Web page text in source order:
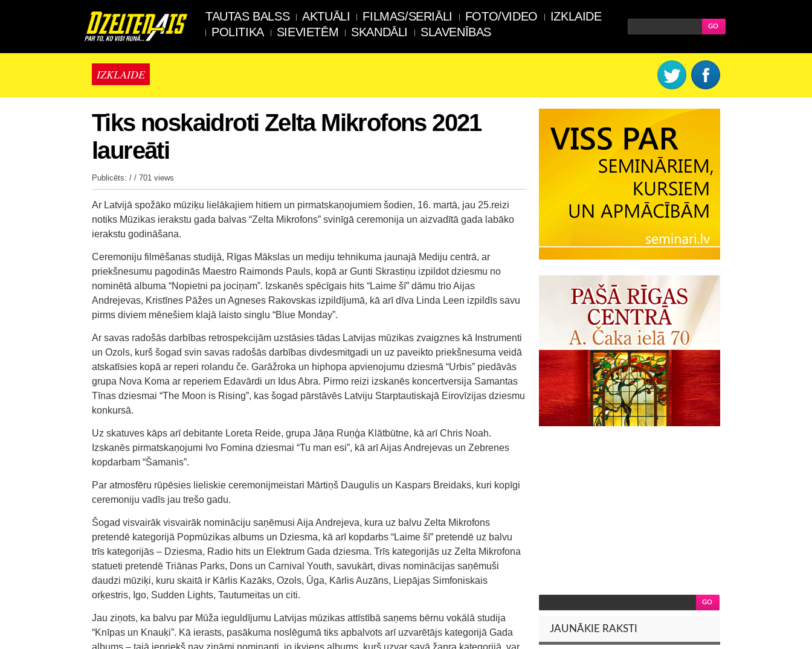
TAUTAS BALSS AKTUĀLI FILMAS/SERIĀLI FOTO/VIDEO
IZKLAIDE
POLITIKA
SIEVIETĒM SKANDĀLI SLAVENĪBAS
IZKLAIDE
Tiks noskaidroti Zelta Mikrofons 2021
laureāti
Publicēts: / / 701 views
Ar Latvijā spožāko mūziķu lielākajiem hitiem un pirmatskaņojumiem šodien, 16. martā, jau 25.reizi
notiks Mūzikas ierakstu gada balvas “Zelta Mikrofons” svinīgā ceremonija un aizvadītā gada labāko
ierakstu godināšana.
Ceremoniju filmēšanas studijā, Rīgas Mākslas un mediju tehnikuma jaunajā Mediju centrā, ar
priekšnesumu pagodinās Maestro Raimonds Pauls, kopā ar Gunti Skrastiņu izpildot dziesmu no
nominētā albuma “Nopietni pa jociņam”. Izskanēs spēcīgais hits “Laime šī” dāmu trio Aijas
Andrejevas, Kristīnes Pāžes un Agneses Rakovskas izpildījumā, kā arī dīva Linda Leen izpildīs savu
pirms diviem mēnešiem klajā laisto singlu “Blue Monday”.
Ar savas radošās darbības retrospekcijām uzstāsies tādas Latvijas mūzikas zvaigznes kā Instrumenti
un Ozols, kurš šogad svin savas radošās darbības divdesmitgadi un uz paveikto priekšnesuma veidā
atskatīsies kopā ar reperi rolandu če. Garāžroka un hiphopa apvienojumu dziesmā “Urbis” piedāvās
grupa Nova Koma ar reperiem Edavārdi un Idus Abra. Pirmo reizi izskanēs koncertversija Samantas
Tīnas dziesmai “The Moon is Rising”, kas šogad pārstāvēs Latviju Starptautiskajā Eirovīzijas dziesmu
konkursā.
Uz skatuves kāps arī debitante Loreta Reide, grupa Jāņa Ruņģa Klātbūtne, kā arī Chris Noah.
Izskanēs pirmatskaņojumi Ivo Fomina dziesmai “Tu man esi”, kā arī Aijas Andrejevas un Zebrenes
kopdarbam “Šamanis”.
Par atmosfēru rūpēsies lieliskie ceremonijmeistari Mārtiņš Daugulis un Kaspars Breidaks, kuri kopīgi
ceremoniju vadīs jau trešo gadu.
Šogad visvairāk visvairāk nomināciju saņēmusi Aija Andrejeva, kura uz balvu Zelta Mikrofons
pretendē kategorijā Popmūzikas albums un Dziesma, kā arī kopdarbs “Laime šī” pretendē uz balvu
trīs kategorijās – Dziesma, Radio hits un Elektrum Gada dziesma. Trīs kategorijās uz Zelta Mikrofona
statueti pretendē Triānas Parks, Dons un Carnival Youth, savukārt, divas nominācijas saņēmuši
daudzi mūziķi, kuru skaitā ir Kārlis Kazāks, Ozols, Ūga, Kārlis Auzāns, Liepājas Simfoniskais
orķestris, Igo, Sudden Lights, Tautumeitas un citi.
Jau ziņots, ka balvu par Mūža ieguldījumu Latvijas mūzikas attīstībā saņems bērnu vokālā studija
“Knīpas un Knauķi”. Kā ierasts, pasākuma noslēgumā tiks apbalvots arī uzvarētājs kategorijā Gada
albums – tajā iepriekš nav zināmi nominanti, jo ikviens albums, kurš uzvar savā žanra kategorijā, var
JAUNĀKIE RAKSTI